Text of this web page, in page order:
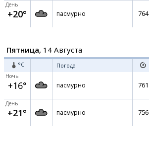
День
+20° пасмурно 764
Пятница, 14 Августа
°C Погода
Ночь
+16° пасмурно 761
День
+21° пасмурно 756